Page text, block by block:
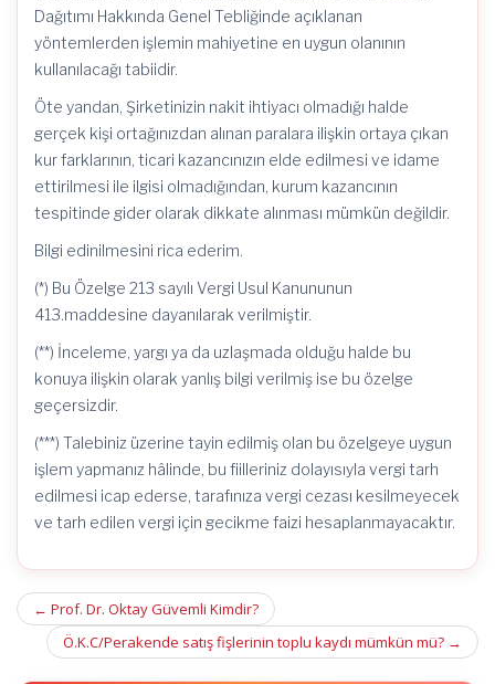
Dağıtımı Hakkında Genel Tebliğinde açıklanan
yöntemlerden işlemin mahiyetine en uygun olanının
kullanılacağı tabiidir.
Öte yandan, Şirketinizin nakit ihtiyacı olmadığı halde
gerçek kişi ortağınızdan alınan paralara ilişkin ortaya çıkan
kur farklarının, ticari kazancınızın elde edilmesi ve idame
ettirilmesi ile ilgisi olmadığından, kurum kazancının
tespitinde gider olarak dikkate alınması mümkün değildir.
Bilgi edinilmesini rica ederim.
(*) Bu Özelge 213 sayılı Vergi Usul Kanununun
413.maddesine dayanılarak verilmiştir.
(**) İnceleme, yargı ya da uzlaşmada olduğu halde bu
konuya ilişkin olarak yanlış bilgi verilmiş ise bu özelge
geçersizdir.
(***) Talebiniz üzerine tayin edilmiş olan bu özelgeye uygun
işlem yapmanız hâlinde, bu fiilleriniz dolayısıyla vergi tarh
edilmesi icap ederse, tarafınıza vergi cezası kesilmeyecek
ve tarh edilen vergi için gecikme faizi hesaplanmayacaktır.
Post
navigation
← Prof. Dr. Oktay Güvemli Kimdir?
Ö.K.C/Perakende satış fişlerinin toplu kaydı mümkün mü? →